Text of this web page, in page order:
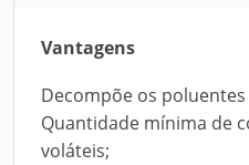
Vantagens
Decompõe os
Quantidade mínima de
voláteis;